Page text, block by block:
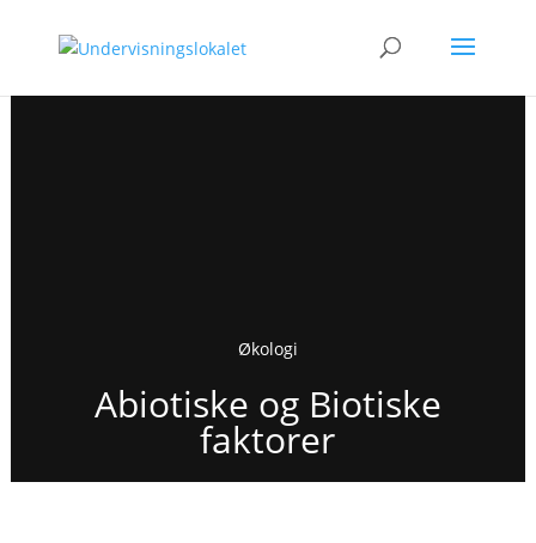
Økologi
Abiotiske og Biotiske
faktorer